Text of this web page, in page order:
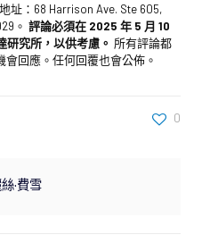
址：68 Harrison Ave. Ste 605,
。 評論必須在 2025 年 5 月 10
研究所，以供考慮。 所有評論都
回應。任何回覆也會公佈。
0
·費雪